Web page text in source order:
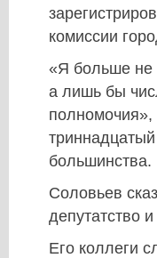
комиссии
«Я больше не
а лишь бы
большинства.
Соловьев
депутатство
Его коллеги